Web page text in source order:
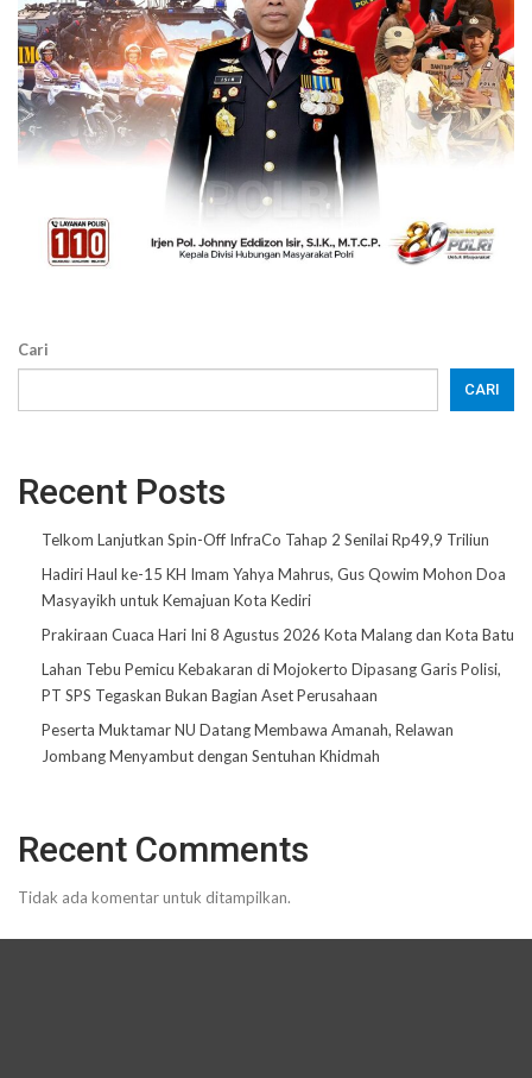
Cari
CARI
Recent Posts
Telkom Lanjutkan Spin-Off InfraCo Tahap 2 Senilai Rp49,9 Triliun
Hadiri Haul ke-15 KH Imam Yahya Mahrus, Gus Qowim Mohon Doa
Masyayikh untuk Kemajuan Kota Kediri
Prakiraan Cuaca Hari Ini 8 Agustus 2026 Kota Malang dan Kota Batu
Lahan Tebu Pemicu Kebakaran di Mojokerto Dipasang Garis Polisi,
PT SPS Tegaskan Bukan Bagian Aset Perusahaan
Peserta Muktamar NU Datang Membawa Amanah, Relawan
Jombang Menyambut dengan Sentuhan Khidmah
Recent Comments
Tidak ada komentar untuk ditampilkan.